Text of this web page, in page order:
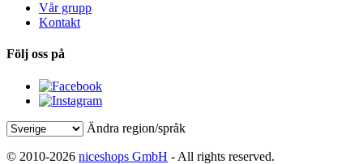
Vår grupp
Kontakt
Följ oss på
Ändra region/språk
© 2010-2026 niceshops GmbH - All rights reserved.